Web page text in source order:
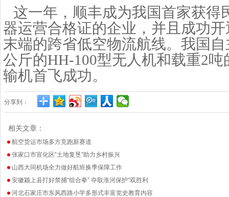
这一年，顺丰成为我国首家获得
器运营合格证的企业，并且成功
末端的跨省低空物流航线。我国
公斤的HH-100型无人机和载重2
输机首飞成功。
分享到：
相关文章：
航空货运市场多方竞跑新赛道
张家口市宣化区“土地复垦”助力乡村振兴
山西大同机场全力做好航班换季保障工作
安徽颍上县打好禁捕“组合拳” 夺取淮河保护“双胜利
河北石家庄市东风西路小学多形式丰富党史教育内容